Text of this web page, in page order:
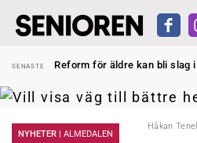
SENASTE
Kravet: Nu måste 65-
SENASTE
Snart kan telefonförsäljning
Hyror rusar ifrån äldres
SENASTE
Liten höjning av
SENASTE
Sven Hagströmer
Håkan
NYHETER | ALMEDALEN